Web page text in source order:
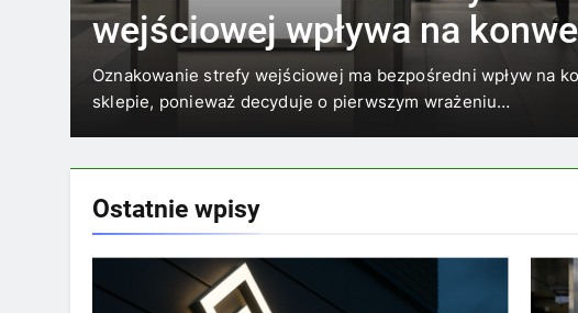
wejściowej wpływa na
w sklepie?
Oznakowanie strefy wejściowej ma bezpośredni wpływ na
sklepie, ponieważ decyduje o pierwszym wrażeniu…
Ostatnie wpisy